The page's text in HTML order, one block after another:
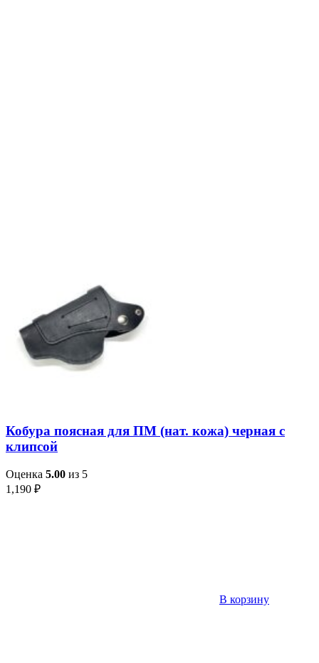
Кобура поясная для ПМ (нат. кожа) черная с
клипсой
Оценка 5.00 из 5
1,190 ₽
В корзину